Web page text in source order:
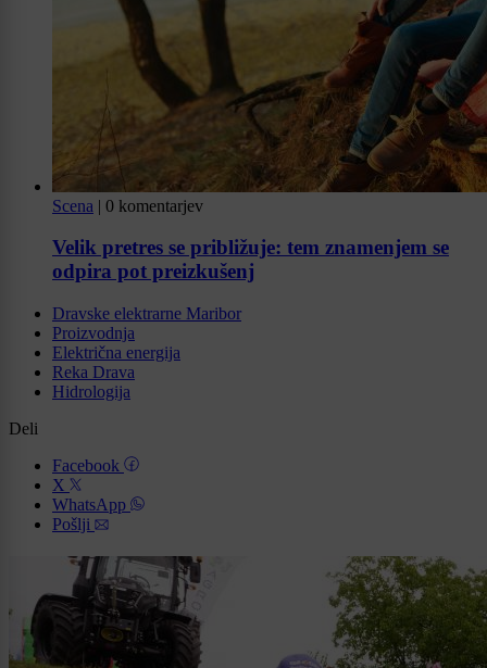
Scena | 0 komentarjev
Velik pretres se približuje: tem znamenjem se
odpira pot preizkušenj
Dravske elektrarne Maribor
Proizvodnja
Električna energija
Reka Drava
Hidrologija
Deli
Facebook
X
WhatsApp
Pošlji